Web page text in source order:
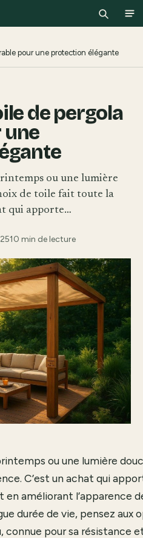
pour une protection élégante
de pergola
une
ou une lumière
de toile fait toute la
qui apporte…
10 min de lecture
ou une lumière
C’est un achat qui
améliorant l’apparence
durée de vie, pensez aux
, connue pour sa résistance